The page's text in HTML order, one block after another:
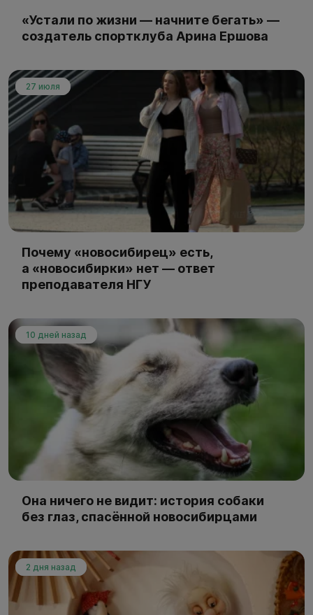
«Устали по жизни — начните бегать» —
создатель спортклуба Арина Ершова
27 июля
Почему «новосибирец» есть,
а «новосибирки» нет — ответ
преподавателя НГУ
10 дней назад
Она ничего не видит: история собаки
без глаз, спасённой новосибирцами
2 дня назад